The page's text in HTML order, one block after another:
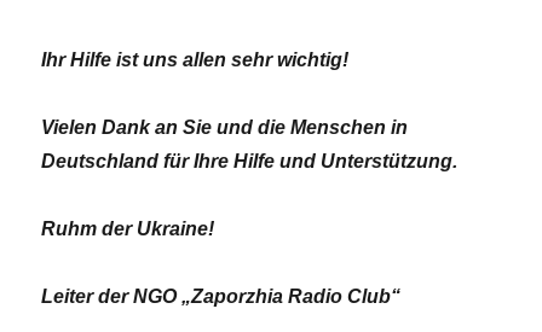
Ihr Hilfe ist uns allen sehr wichtig!
Vielen Dank an Sie und die Menschen in
Deutschland für Ihre Hilfe und Unterstützung.
Ruhm der Ukraine!
Leiter der NGO „Zaporzhia Radio Club“